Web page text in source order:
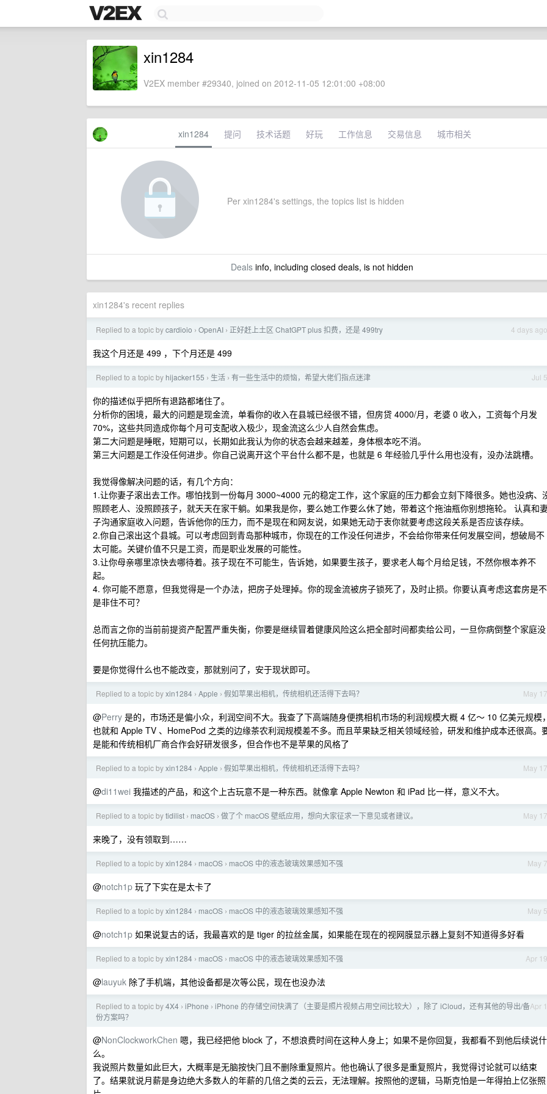
xin1284
V2EX member #29340, joined on 2012-11-05 12:01:00 +08:00
xin1284 提问 技术话题 好玩 工作信息 交易信息 城市相关
Per xin1284's settings, the topics list is hidden
Dealsinfo, including closed deals, is not hidden
xin1284's recent replies
4 days ago
Replied to a topic bycardioio › OpenAI › 正好赶上土区 ChatGPT plus 扣费，还是 499try
我这个月还是 499 ，下个月还是 499
Jul 5
Replied to a topic by hijacker155 › 生活 › 有一些生活中的烦恼，希望大佬们指点迷津
你的描述似乎把所有退路都堵住了。
分析你的困境，最大的问题是现金流，单看你的收入在县城已经很不错，但房贷 4000/月，老婆 0 收入，工资每个月发
70%，这些共同造成你每个月可支配收入极少，现金流这么少人自然会焦虑。
第二大问题是睡眠，短期可以，长期如此我认为你的状态会越来越差，身体根本吃不消。
第三大问题是工作没任何进步。你自己说离开这个平台什么都不是，也就是 6 年经验几乎什么用也没有，没办法跳槽。
我觉得像解决问题的话，有几个方向：
1.让你妻子滚出去工作。哪怕找到一份每月 3000~4000 元的稳定工作，这个家庭的压力都会立刻下降很多。她也没病、
照顾老人、没照顾孩子，就天天在家干躺。如果我是你，要么她工作要么休了她，带着这个拖油瓶你别想拖轮。 认真和
子沟通家庭收入问题，告诉他你的压力，而不是现在和网友说，如果她无动于衷你就要考虑这段关系是否应该存续。
2.你自己滚出这个县城。可以考虑回到青岛那种城市，你现在的工作没任何进步，不会给你带来任何发展空间，想破局不
太可能。关键价值不只是工资，而是职业发展的可能性。
3.让你母亲哪里凉快去哪待着。孩子现在不可能生，告诉她，如果要生孩子，要求老人每个月给足钱，不然你根本养不
起。
4. 你可能不愿意，但我觉得是一个办法，把房子处理掉。你的现金流被房子锁死了，及时止损。你要认真考虑这套房是不
是非住不可？
总而言之你的当前前提资产配置严重失衡，你要是继续冒着健康风险这么把全部时间都卖给公司，一旦你病倒整个家庭没
任何抗压能力。
要是你觉得什么也不能改变，那就别问了，安于现状即可。
May 17
Replied to a topic byxin1284 › Apple › 假如苹果出相机，传统相机还活得下去吗？
@Perry 是的，市场还是偏小众，利润空间不大。我查了下高端随身便携相机市场的利润规模大概 4 亿～ 10 亿美元规模，
也就和 Apple TV 、HomePod 之类的边缘茶农利润规模差不多。而且苹果缺乏相关领域经验，研发和维护成本还很高。
是能和传统相机厂商合作会好研发很多，但合作也不是苹果的风格了
May 17
Replied to a topic byxin1284 › Apple › 假如苹果出相机，传统相机还活得下去吗？
@di11wei 我描述的产品，和这个上古玩意不是一种东西。就像拿 Apple Newton 和 iPad 比一样，意义不大。
May 17
Replied to a topic bytidilist › macOS › 做了个 macOS 壁纸应用，想向大家征求一下意见或者建议。
来晚了，没有领取到……
May 7
Replied to a topic byxin1284 › macOS › macOS 中的液态玻璃效果感知不强
@notch1p 玩了下实在是太卡了
May 5
Replied to a topic byxin1284 › macOS › macOS 中的液态玻璃效果感知不强
@notch1p 如果说复古的话，我最喜欢的是 tiger 的拉丝金属，如果能在现在的视网膜显示器上复刻不知道得多好看
Apr 19
Replied to a topic byxin1284 › macOS › macOS 中的液态玻璃效果感知不强
@lauyuk 除了手机端，其他设备都是次等公民，现在也没办法
Apr 1
Replied to a topic by4X4 › iPhone › iPhone 的存储空间快满了（主要是照片视频占用空间比较大），除了 iCloud，还有其他的导出/备
份方案吗？
@NonClockworkChen 嗯，我已经把他 block 了，不想浪费时间在这种人身上；如果不是你回复，我都看不到他后续说什
么。
我说照片数量如此巨大，大概率是无脑按快门且不删除重复照片。他也确认了很多是重复照片，我觉得讨论就可以结束
了。结果就说月薪是身边绝大多数人的年薪的几倍之类的云云，无法理解。按照他的逻辑，马斯克怕是一年得拍上亿张照